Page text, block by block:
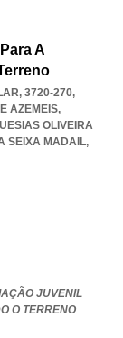
A
3720-270,
AZEMEIS,
OLIVEIRA
SEIXA MADAIL,
JUVENIL
O TERRENO...